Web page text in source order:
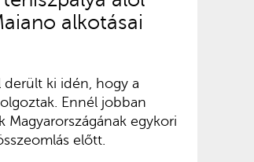
alkotásai
ki idén, hogy a
Ennél jobban
Magyarországának egykori
előtt.